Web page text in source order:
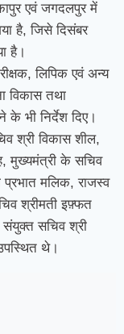
एवं जगदलपुर में
है, जिसे दिसंबर
है।
लिपिक एवं अन्य
विकास तथा
भी निर्देश दिए।
श्री विकास शील,
मुख्यमंत्री के सचिव
मलिक, राजस्व
श्रीमती इफ़्फत
सचिव श्री
थे।